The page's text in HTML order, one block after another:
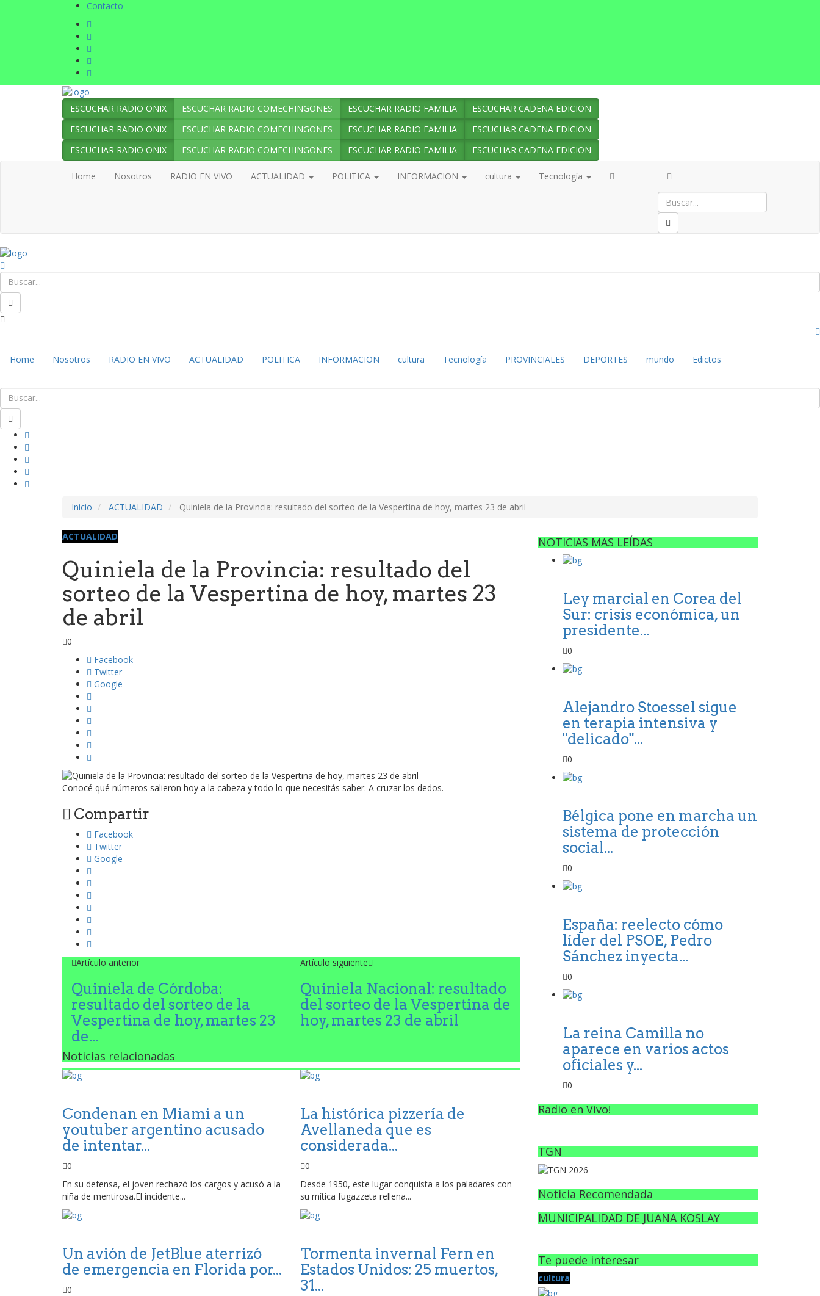
Contacto
ESCUCHAR RADIO ONIX ESCUCHAR RADIO COMECHINGONES ESCUCHAR RADIO FAMILIA
ESCUCHAR CADENA EDICION
ESCUCHAR RADIO ONIX
ESCUCHAR RADIO COMECHINGONES ESCUCHAR RADIO FAMILIA
ESCUCHAR CADENA EDICION
ESCUCHAR RADIO ONIX
ESCUCHAR RADIO COMECHINGONES ESCUCHAR RADIO FAMILIA ESCUCHAR CADENA EDICION
Home Nosotros RADIO EN VIVO ACTUALIDAD POLITICA INFORMACION cultura Tecnología
Home Nosotros RADIO EN VIVO ACTUALIDAD POLITICA INFORMACION cultura Tecnología PROVINCIALES DEPORTES mundo Edictos
Inicio ACTUALIDAD Quiniela de la Provincia: resultado del sorteo de la Vespertina de hoy, martes 23 de abril
ACTUALIDAD
Quiniela de la Provincia: resultado del
sorteo de la Vespertina de hoy, martes 23
de abril
0
Facebook
Twitter
Google
Conocé qué números salieron hoy a la cabeza y todo lo que necesitás saber. A cruzar los dedos.
Compartir
Facebook
Twitter
Google
Artículo anterior
Quiniela de Córdoba:
resultado del sorteo de la
Vespertina de hoy, martes 23
de...
Artículo siguiente
Quiniela Nacional: resultado
del sorteo de la Vespertina de
hoy, martes 23 de abril
Noticias relacionadas
Condenan en Miami a un
youtuber argentino acusado
de intentar...
0
En su defensa, el joven rechazó los cargos y acusó a la
niña de mentirosa.El incidente...
La histórica pizzería de
Avellaneda que es
considerada...
0
Desde 1950, este lugar conquista a los paladares con
su mítica fugazzeta rellena...
Un avión de JetBlue aterrizó
de emergencia en Florida por...
0
Tormenta invernal Fern en
Estados Unidos: 25 muertos,
31...
NOTICIAS MAS LEÍDAS
Ley marcial en Corea del
Sur: crisis económica, un
presidente...
0
Alejandro Stoessel sigue
en terapia intensiva y
"delicado"...
0
Bélgica pone en marcha un
sistema de protección
social...
0
España: reelecto cómo
líder del PSOE, Pedro
Sánchez inyecta...
0
La reina Camilla no
aparece en varios actos
oficiales y...
0
Radio en Vivo!
TGN
Noticia Recomendada
MUNICIPALIDAD DE JUANA KOSLAY
Te puede interesar
cultura